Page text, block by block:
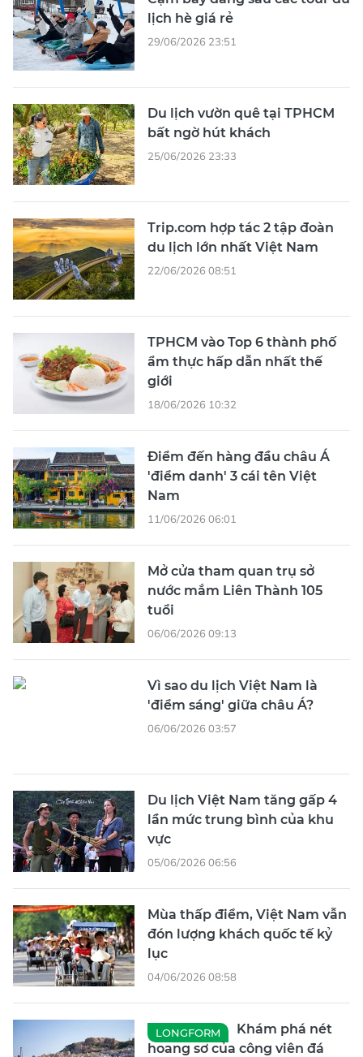
lịch hè giá rẻ
29/06/2026 23:51
Du lịch vườn quê tại TPHCM
bất ngờ hút khách
25/06/2026 23:33
Trip.com hợp tác 2 tập đoàn
du lịch lớn nhất Việt Nam
22/06/2026 08:51
TPHCM vào Top 6 thành phố
ẩm thực hấp dẫn nhất thế
giới
18/06/2026 10:32
Điểm đến hàng đầu châu Á
'điểm danh' 3 cái tên Việt
Nam
11/06/2026 06:01
Mở cửa tham quan trụ sở
nước mắm Liên Thành 105
tuổi
06/06/2026 09:13
Vì sao du lịch Việt Nam là
'điểm sáng' giữa châu Á?
06/06/2026 03:57
Du lịch Việt Nam tăng gấp 4
lần mức trung bình của khu
vực
05/06/2026 06:56
Mùa thấp điểm, Việt Nam vẫn
đón lượng khách quốc tế kỷ
lục
04/06/2026 08:58
LONGFORM
Khám phá nét
hoang sơ của công viên đá